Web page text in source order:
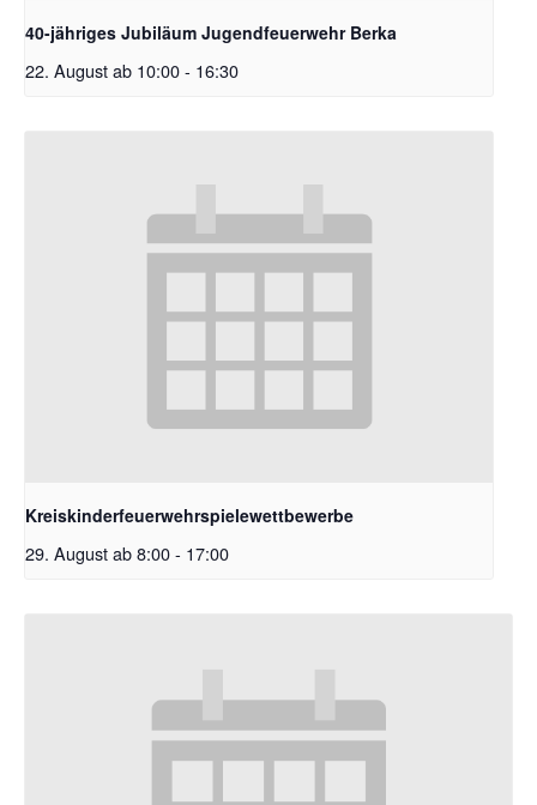
40-jähriges Jubiläum Jugendfeuerwehr Berka
22. August ab 10:00- 16:30
Kreiskinderfeuerwehrspielewettbewerbe
29. August ab 8:00- 17:00